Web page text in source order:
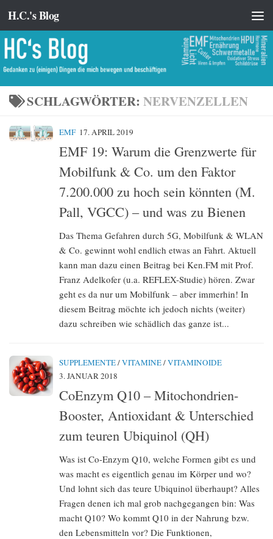
Zum Inhalt springen
H.C.'s Blog
SCHLAGWÖRTER: NERVENZELLEN
EMF 17. APRIL 2019
EMF 19: Warum die Grenzwerte für
Mobilfunk & Co. um den Faktor
7.200.000 zu hoch sein könnten (M.
Pall, VGCC) – und was zu Bienen
Das Thema Gefahren durch 5G, Mobilfunk & WLAN
& Co. gewinnt wohl endlich etwas an Fahrt. Aktuell
kann man dazu einen Beitrag bei Ken.FM mit Prof.
Franz Adelkofer (u.a. REFLEX-Studie) hören. Zwar
geht es da nur um Mobilfunk – aber immerhin! In
diesem Beitrag möchte ich jedoch nichts (weiter)
dazu schreiben wie schädlich das ganze ist...
SUPPLEMENTE/VITAMINE/VITAMINOIDE
3. JANUAR 2018
CoEnzym Q10 – Mitochondrien-
Booster, Antioxidant & Unterschied
zum teuren Ubiquinol (QH)
Was ist Co-Enzym Q10, welche Formen gibt es und
was macht es eigentlich genau im Körper und wo?
Und lohnt sich das teure Ubiquinol überhaupt? Alles
Fragen denen ich mal grob nachgegangen bin: Was
macht Q10? Wo kommt Q10 in der Nahrung bzw.
den Lebensmitteln vor? Die Funktionen,